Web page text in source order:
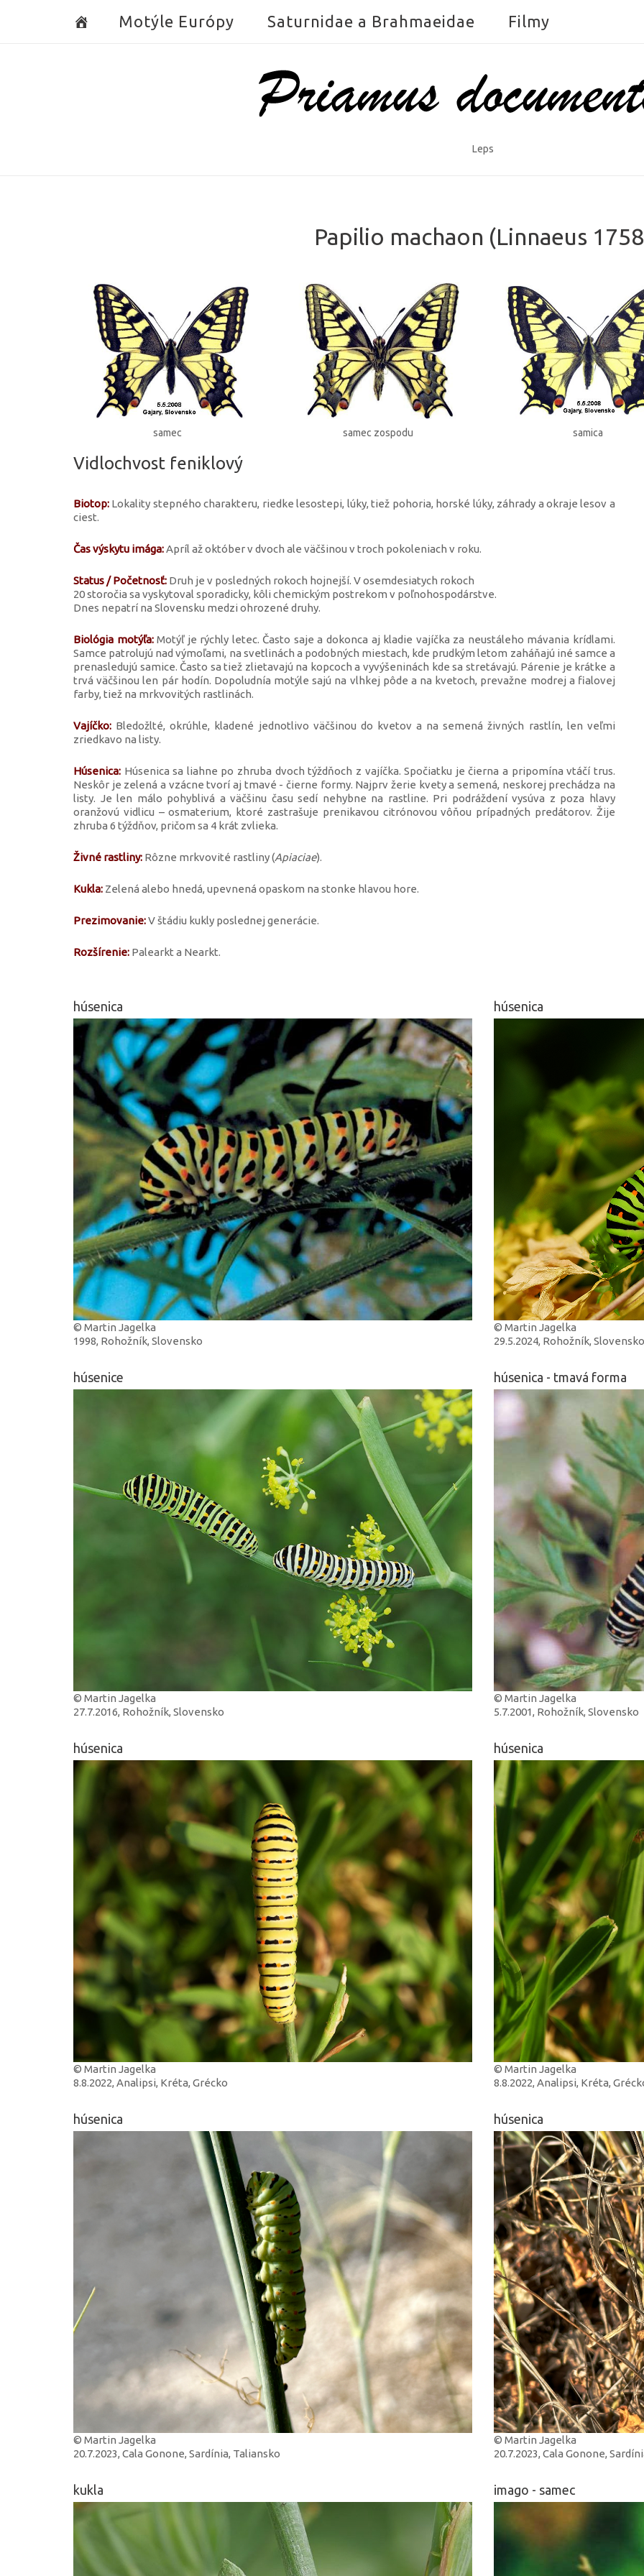
Motýle Európy Saturnidae a Brahmaeidae Filmy
Home
Leps
Papilio machaon (Linnaeus
samec samec zospodu samica
Vidlochvost feniklový
Biotop: Lokality stepného charakteru, riedke lesostepi, lúky, tiež pohoria, horské lúky, záhrady a okraje lesov a
ciest.
Čas výskytu imága:Apríl až október v dvoch ale väčšinou v troch pokoleniach v roku.
Status / Početnosť: Druh je v posledných rokoch hojnejší. V osemdesiatych rokoch
20 storočia sa vyskytoval sporadicky, kôli chemickým postrekom v poľnohospodárstve.
Dnes nepatrí na Slovensku medzi ohrozené druhy.
Biológia motýľa:Motýľ je rýchly letec. Často saje a dokonca aj kladie vajíčka za neustáleho mávania krídlami.
Samce patrolujú nad výmoľami, na svetlinách a podobných miestach, kde prudkým letom zaháňajú iné samce a
prenasledujú samice. Často sa tiež zlietavajú na kopcoch a vyvýšeninách kde sa stretávajú. Párenie je krátke a
trvá väčšinou len pár hodín. Dopoludnía motýle sajú na vlhkej pôde a na kvetoch, prevažne modrej a fialovej
farby, tiež na mrkvovitých rastlinách.
Vajíčko: Bledožlté, okrúhle, kladené jednotlivo väčšinou do kvetov a na semená živných rastlín, len veľmi
zriedkavo na listy.
Húsenica: Húsenica sa liahne po zhruba dvoch týždňoch z vajíčka. Spočiatku je čierna a pripomína vtáčí trus.
Neskôr je zelená a vzácne tvorí aj tmavé - čierne formy. Najprv žerie kvety a semená, neskorej prechádza na
listy. Je len málo pohyblivá a väčšinu času sedí nehybne na rastline. Pri podráždení vysúva z poza hlavy
oranžovú vidlicu – osmaterium, ktoré zastrašuje prenikavou citrónovou vôňou prípadných predátorov. Žije
zhruba 6 týždňov, pričom sa 4 krát zvlieka.
Živné rastliny: Rôzne mrkvovité rastliny (Apiaciae).
Kukla: Zelená alebo hnedá, upevnená opaskom na stonke hlavou hore.
Prezimovanie:V štádiu kukly poslednej generácie.
Rozšírenie: Palearkt a Nearkt.
húsenica
© Martin Jagelka
1998, Rohožník, Slovensko
húsenica
© Martin Jagelka
29.5.2024, Rohožník, Slovensko
húsenice
© Martin Jagelka
27.7.2016, Rohožník, Slovensko
húsenica - tmavá forma
© Martin Jagelka
5.7.2001, Rohožník, Slovensko
húsenica
© Martin Jagelka
8.8.2022, Analipsi, Kréta, Grécko
húsenica
© Martin Jagelka
8.8.2022, Analipsi, Kréta,
húsenica
© Martin Jagelka
20.7.2023, Cala Gonone, Sardínia, Taliansko
húsenica
© Martin Jagelka
20.7.2023, Cala Gonone,
kukla imago - samec